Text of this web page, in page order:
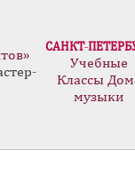
САНКТ-
Учебные
Классы
музыки